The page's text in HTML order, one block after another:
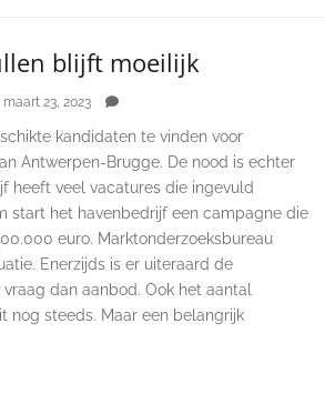
blijft moeilijk
maart 23, 2023
kandidaten te vinden voor
Antwerpen-Brugge. De nood is echter
heeft veel vacatures die ingevuld
start het havenbedrijf een campagne die
euro. Marktonderzoeksbureau
Enerzijds is er uiteraard de
dan aanbod. Ook het aantal
nog steeds. Maar een belangrijk